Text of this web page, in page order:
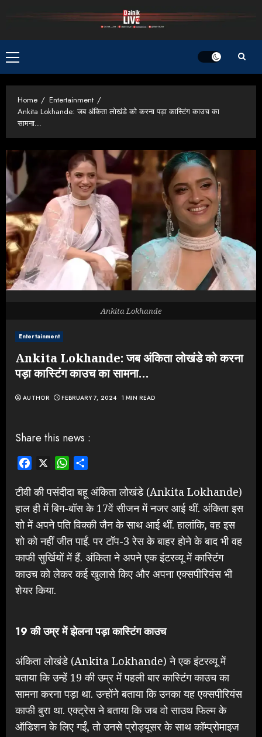
Primary
Menu
Home
Entertainment
Ankita Lokhande: जब अंकिता लोखंडे को करना पड़ा कास्टिंग काउच का
सामना…
Entertainment
Ankita Lokhande: जब अंकिता लोखंडे को करना
पड़ा कास्टिंग काउच का सामना…
AUTHOR FEBRUARY 7, 2024 1 MIN READ
Ankita Lokhande
Share this news :
Facebook WhatsApp
टीवी की पसंदीदा बहू अंकिता लोखंडे (Ankita Lokhande)
हाल ही में बिग-बॉस के 17वें सीजन में नजर आई थीं. अंकिता इस
शो में अपने पति विक्की जैन के साथ आई थीं. हालांकि, वह इस
शो को नहीं जीत पाईं. पर टॉप-3 रेस के बाहर होने के बाद भी वह
काफी सुर्खियों में हैं. अंकिता ने अपने एक इंटरव्यू में कास्टिंग
काउच को लेकर कई खुलासे किए और अपना एक्सपीरियंस भी
शेयर किया.
19 की उम्र में झेलना पड़ा कास्टिंग काउच
अंकिता लोखंडे (Ankita Lokhande) ने एक इंटरव्यू में
बताया कि उन्हें 19 की उम्र में पहली बार कास्टिंग काउच का
सामना करना पड़ा था. उन्होंने बताया कि उनका यह एक्सपीरियंस
काफी बुरा था. एक्ट्रेस ने बताया कि जब वो साउथ फिल्म के
ऑडिशन के लिए गईं, तो उनसे प्रोड्यूसर के साथ कॉम्प्रोमाइज